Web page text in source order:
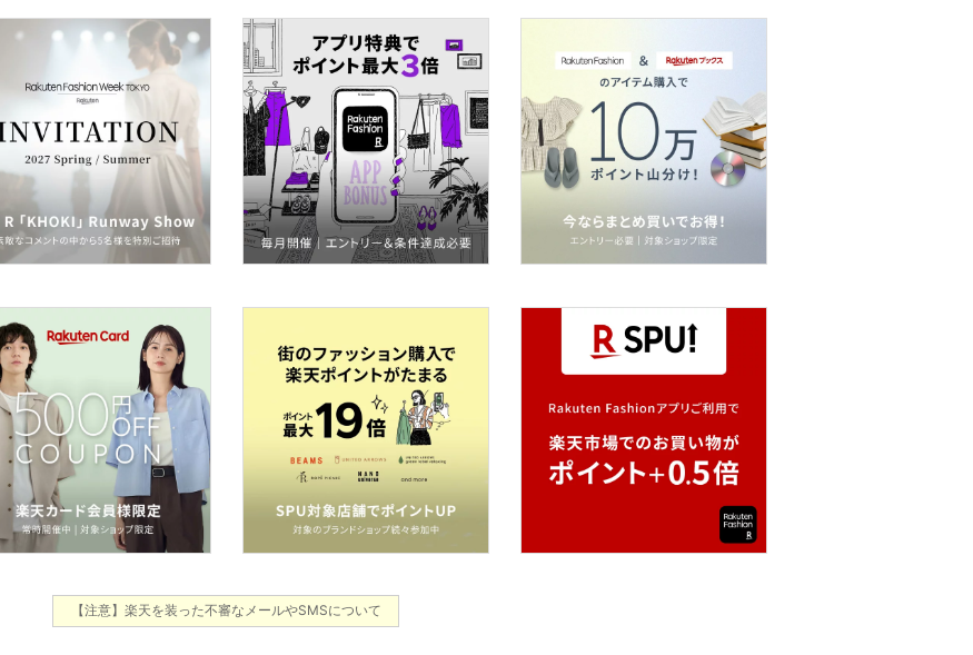
【注意】楽天を装った不審なメールやSMSについて